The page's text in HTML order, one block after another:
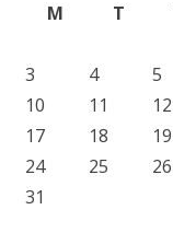
M
T
3
4 5
10
11 12
17
18 19
24
25 26
31